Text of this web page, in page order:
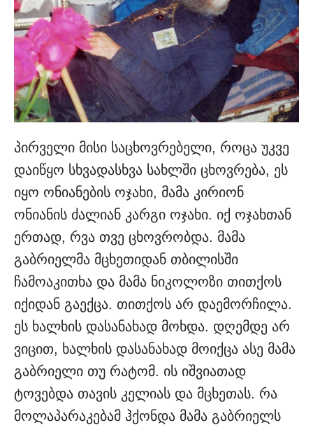
პირველი მისი საცხოვრებელი, როცა უკვე
დაიწყო სხვადასხვა სახლში ცხოვრება, ეს
იყო ონიანების ოჯახი, მამა კირიონ
ონიანის ძალიან კარგი ოჯახი. იქ ოჯახთან
ერთად, რვა თვე ცხოვრობდა. მამა
გაბრიელმა მცხეთიდან თბილისში
ჩამოაკითხა და მამა ნიკოლოზი თითქოს
იქიდან გაექცა. თითქოს არ დაემორჩილა.
ეს ხალხის დასანახად მოხდა. დღემდე არ
ვიცით, ხალხის დასანახად მოიქცა ასე მამა
გაბრიელი თუ რატომ. ის იშვიათად
ტოვებდა თავის კელიას და მცხეთას. რა
მოლაპარაკებამ ჰქონდა მამა გაბრიელს